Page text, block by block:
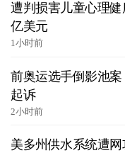
遭判损害儿童心理健
亿美元
1小时前
前奥运选手倒影池
起诉
2小时前
美多州供水系统遭